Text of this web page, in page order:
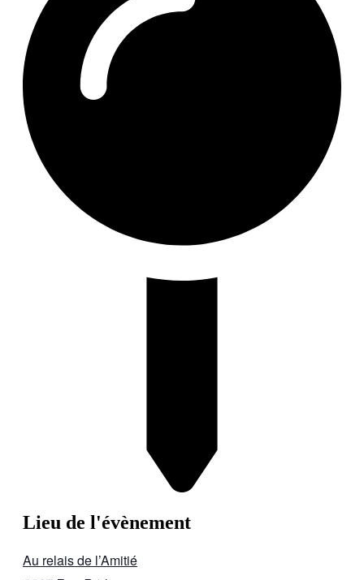
Lieu de l'évènement
Au relais de l’Amitié